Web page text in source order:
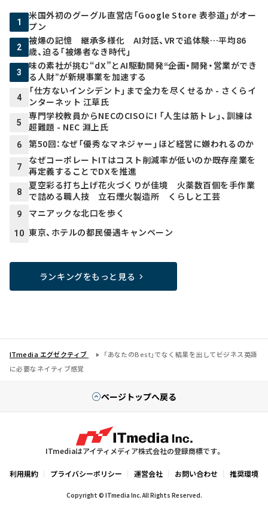
1
米国外初のグーグル直営店「Google Store 表参道」がオー
プン
2
被爆の記憶 継承多様化 AI対話、VRで追体験…平均86
歳、迫る「被爆者なき時代」
3
味の素社が挑む“dX”とAI駆動開発――“企画・開発・営業ができ
る人財”が新規事業を加速する
4
「仕方ないインシデント」まで全力を尽くせるか - さくらイ
ンターネット 江草氏
5
専門学校教員からNECのCISOに! 「人生は筋トレ」、訓練は
超難題 - NEC 淵上氏
6 第50回：なぜ「優秀なマネジャー」ほど経営に嫌われるのか
7
なぜコーポレートITはコスト削減率が低いのか――既存産業を
再定義することでDXを推進
8
夏空彩る打ち上げ花火づくりが佳境 火薬数百個を手作業
で詰める職人技 立石煙火製造所 くらしと工芸
9 マニアックな北口を歩く
10 東京、ホテルの都民優遇キャンペーン
ランキングをもっと見る
ITmedia エグゼクティブ
「あなたのBest」でなく結果を出して――ビジネス英語
に必要なネイティブ感覚
ページトップへ戻る
ITmediaはアイティメディア株式会社の登録商標です。
利用規約 プライバシーポリシー 運営会社 お問い合わせ 推奨環境
Copyright © ITmedia Inc. All Rights Reserved.